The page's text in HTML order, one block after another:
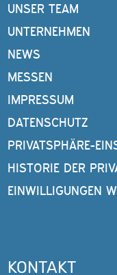
UNSER TEAM
UNTERNEHMEN
NEWS
MESSEN
IMPRESSUM
DATENSCHUTZ
PRIVATSPHÄRE-
HISTORIE DER
EINWILLIGUNGEN
KONTAKT